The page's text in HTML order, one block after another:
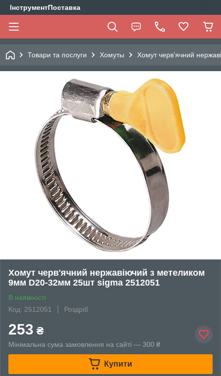
ІнструментПоставка
Товари та послуги Хомуты Хомут черв'ячний
Хомут черв'ячний нержавіючий з метеликом
9мм D20-32мм 25шт sigma 2512051
В наявності
Код: 2512051
Роздріб
253 ₴
Мінімальна сума замовлення на сайті — 300 ₴
Купити